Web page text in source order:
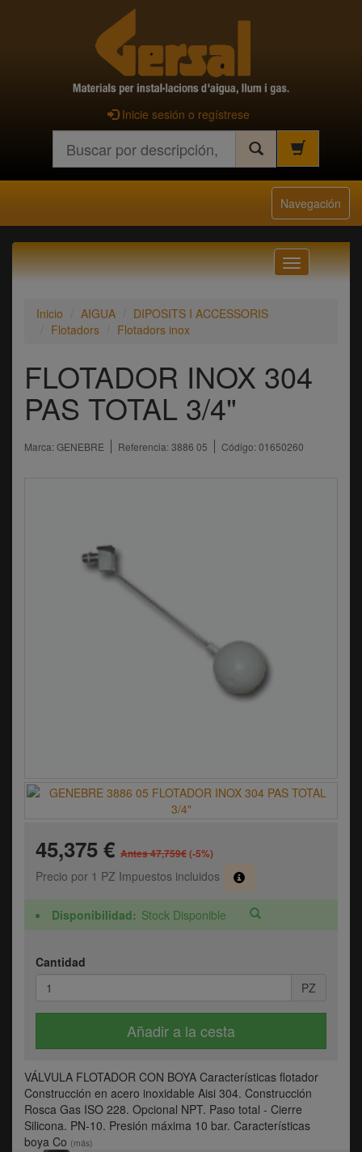
Inicie sesión o regístrese
Navegación
Navegación
Inicio AIGUA
DIPOSITS I ACCESSORIS
Flotadors
Flotadors inox
FLOTADOR INOX 304
PAS TOTAL 3/4"
Marca: GENEBRE Referencia: 3886 05 Código: 01650260
45,375 € Antes 47,759€(-5%)
Precio por 1 PZ Impuestos incluidos
Disponibilidad Stock Disponible
Cantidad
PZ
Añadir a la cesta
VÁLVULA FLOTADOR CON BOYA Características flotador
Construcción en acero inoxidable Aisi 304. Construcción
Rosca Gas ISO 228. Opcional NPT. Paso total - Cierre
Silicona. PN-10. Presión máxima 10 bar. Características
boya Co (más)